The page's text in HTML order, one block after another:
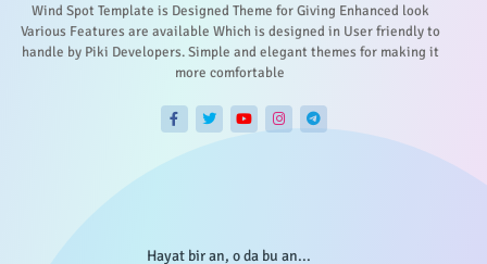
Wind Spot Template is Designed Theme for Giving Enhanced look
Various Features are available Which is designed in User friendly to
handle by Piki Developers. Simple and elegant themes for making it
more comfortable
Hayat bir an, o da bu an...